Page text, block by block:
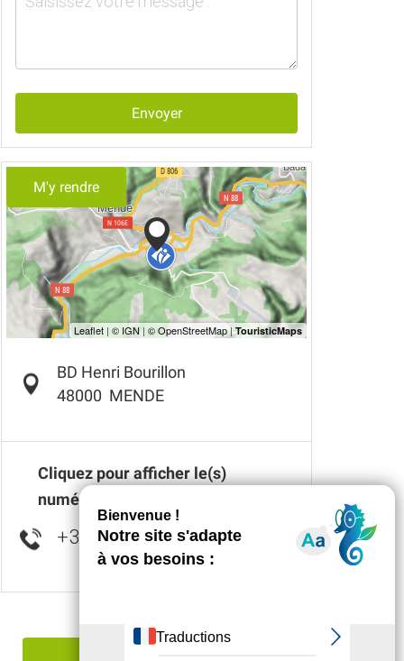
Envoyer
M'y rendre
BD Henri Bourillon
48000 MENDE
Cliquez pour afficher le(s)
numéro(s)
+33 4 66 49 40▒▒